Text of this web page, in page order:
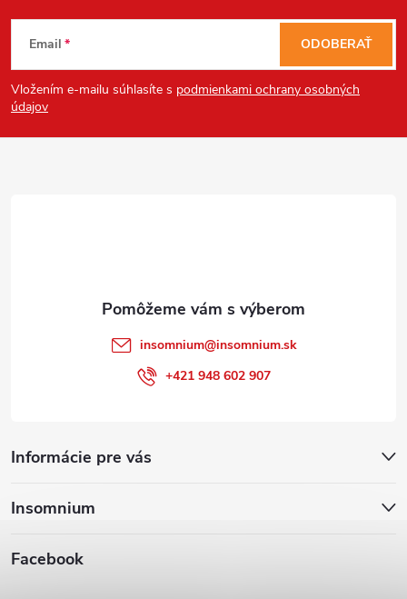
Z
á
p
Email
Vložením e-mailu súhlasíte s podmienkami ochrany osobných
údajov
ODOBERAŤ
Informácie pre vás
Insomnium
Facebook
insomnium@insomnium.sk
+421 948 602 907